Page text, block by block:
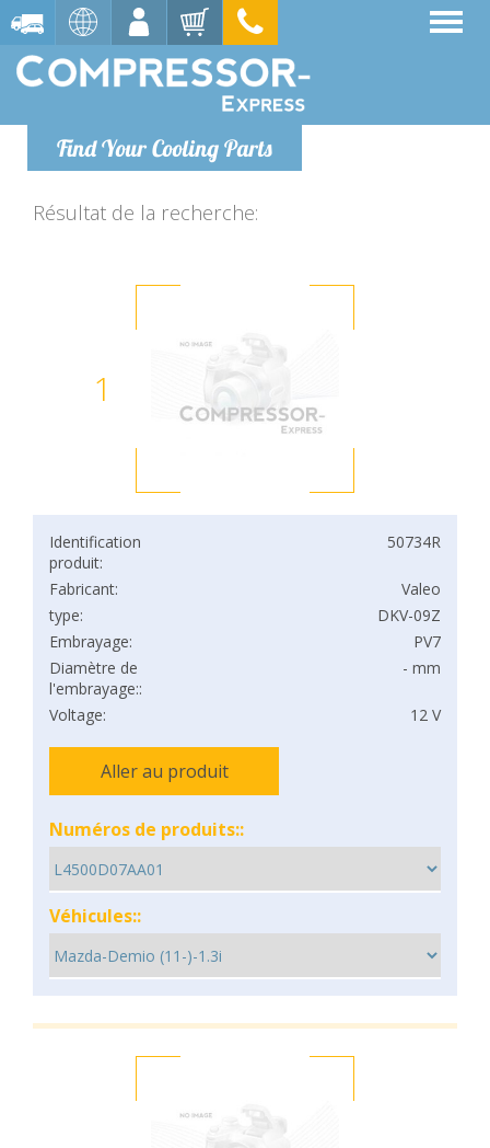
Find Your Cooling Parts
Résultat de la recherche:
1
Identification
produit:
50734R
Fabricant:
Valeo
type:
DKV-09Z
Embrayage:
PV7
Diamètre de
l'embrayage::
- mm
Voltage: 12 V
Aller au produit
Numéros de produits::
Véhicules::